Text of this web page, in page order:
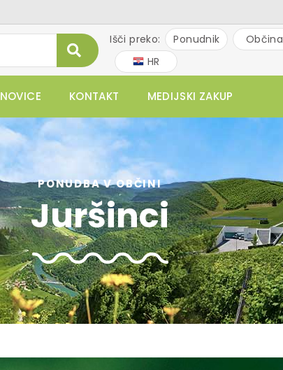
Išči preko: Ponudnik Občina
HR
NOVICE KONTAKT MEDIJSKI ZAKUP
PONUDBA V OBČINI
Juršinci